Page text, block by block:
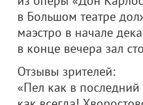
в Большом театре
маэстро в начале
в конце вечера зал
Отзывы зрителей:
«Пел как в